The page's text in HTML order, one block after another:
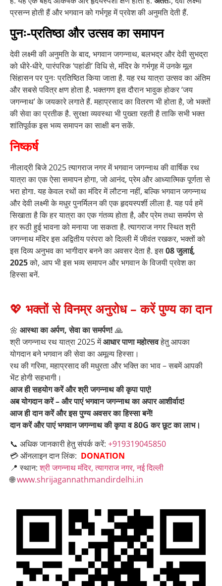
प्रसन्न होती हैं और भगवान को गर्भगृह में प्रवेश की अनुमति देती हैं.
पुनः-प्रतिष्ठा और उत्सव का समापन
देवी लक्ष्मी की अनुमति के बाद, भगवान जगन्नाथ, बलभद्र और देवी सुभद्रा
को धीरे-धीरे, पारंपरिक ‘पहांडी’ विधि से, मंदिर के गर्भगृह में उनके मूल
सिंहासन पर पुनः प्रतिष्ठित किया जाता है. यह रथ यात्रा उत्सव का अंतिम
और सबसे पवित्र क्षण होता है. भक्तगण इस दौरान भावुक होकर ‘जय
जगन्नाथ’ के जयकारे लगाते हैं. महाप्रसाद का वितरण भी होता है, जो भक्तों
की सेवा का प्रतीक है. सुरक्षा व्यवस्था भी पुख्ता रहती है ताकि सभी भक्त
शांतिपूर्वक इस भव्य समापन का साक्षी बन सकें.
निष्कर्ष
नीलाद्री बिजे 2025 त्यागराज नगर में भगवान जगन्नाथ की वार्षिक रथ
यात्रा का एक ऐसा समापन होगा, जो आनंद, प्रेम और आध्यात्मिक पूर्णता से
भरा होगा. यह केवल रथों का मंदिर में लौटना नहीं, बल्कि भगवान जगन्नाथ
और देवी लक्ष्मी के मधुर पुनर्मिलन की एक हृदयस्पर्शी लीला है. यह पर्व हमें
सिखाता है कि हर यात्रा का एक गंतव्य होता है, और प्रेम तथा समर्पण से
हर रूठी हुई भावना को मनाया जा सकता है. त्यागराज नगर स्थित श्री
जगन्नाथ मंदिर इस अद्वितीय परंपरा को दिल्ली में जीवंत रखकर, भक्तों को
इस दिव्य अनुभव का भागीदार बनने का अवसर देता है. इस08 जुलाई,
2025को, आप भी इस भव्य समापन और भगवान के विजयी प्रवेश का
हिस्सा बनें.
💖 भक्तों से विनम्र अनुरोध – करें पुण्य का दान
🌼 आस्था का अर्पण, सेवा का समर्पण! 🙏
श्री जगन्नाथ रथ यात्रा 2025 मेंआधार पाणा महोत्सवहेतु आपका
योगदान बने भगवान की सेवा का अमूल्य हिस्सा।
रथ की गरिमा, महाप्रसाद की मधुरता और भक्ति का भाव – सबमें आपकी
भेंट होगी सहभागी।
आज ही सहयोग करें और श्री जगन्नाथ की कृपा पाएं!
अब योगदान करें – और पाएं भगवान जगन्नाथ का अपार आशीर्वाद!
आज ही दान करें और इस पुण्य अवसर का हिस्सा बनें!
दान करें और पाएं भगवान जगन्नाथ की कृपा व 80G कर छूट का लाभ।
📞 अधिक जानकारी हेतु संपर्क करें: +919319045850
💳 ऑनलाइन दान लिंक: DONATION
📍 स्थान:श्री जगन्नाथ मंदिर, त्यागराज नगर, नई दिल्ली
🌐www.shrijagannathmandirdelhi.in